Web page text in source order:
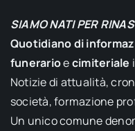
SIAMO NATI PER
Quotidiano di
funerarioecimiteriale
Notizie di attualità,
società, formazione
Un unico comune